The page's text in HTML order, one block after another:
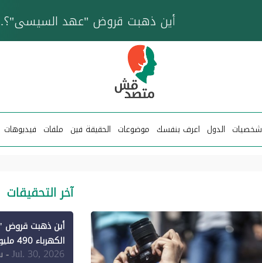
خزان عائم.. "متصدقش" تتبع شبكة ناقلات وقود تخدم
شخصيات الدول اعرف بنفسك موضوعات الحقيقة فين ملفات فيديوهات
آخر التحقيقات
الكهرباء 490 مليون دولار فقط لـ"الطاقة المتجددة" (1)
Jul. 30, 2026
-